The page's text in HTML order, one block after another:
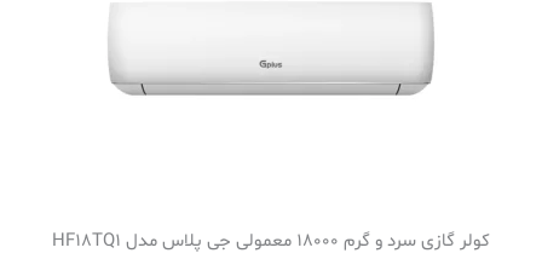
کولر گازی سرد و گرم 18000 معمولی جی پلاس مدل HF18TQ1